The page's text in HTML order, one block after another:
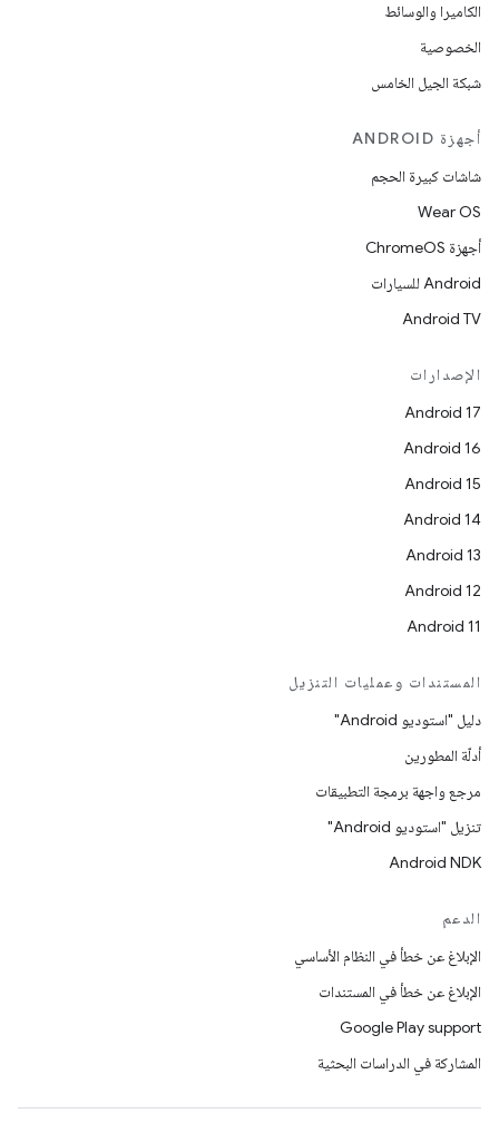
الكاميرا والوسائط
الخصوصية
شبكة الجيل الخامس
أجهزة ANDROID
شاشات كبيرة الحجم
Wear OS
أجهزة ChromeOS
Android للسيارات
Android TV
الإصدارات
Android 17
Android 16
Android 15
Android 14
Android 13
Android 12
Android 11
المستندات وعمليات التنزيل
دليل "استوديو Android"
أدلّة المطورين
مرجع واجهة برمجة التطبيقات
تنزيل "استوديو Android"
Android NDK
الدعم
الإبلاغ عن خطأ في النظام الأساسي
الإبلاغ عن خطأ في المستندات
Google Play support
المشاركة في الدراسات البحثية